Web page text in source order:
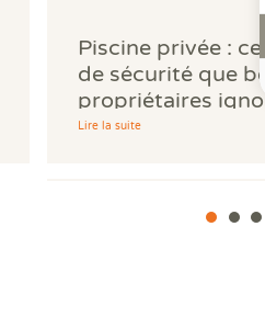
Piscine privée :
de sécurité que
propriétaires
Lire la suite